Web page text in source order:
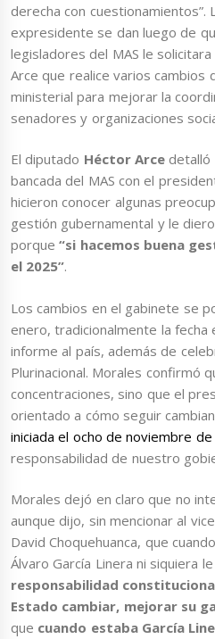
derecha con cuestionamientos”.
expresidente se dan luego de
legisladores del MAS le
Arce que realice varios cambios
ministerial para mejorar la
senadores y organizaciones
El diputado Héctor Arcedetalló
bancada del MAS con el
hicieron conocer algunas
gestión gubernamental y le
porque “si hacemos buena
el 2025”.
Los cambios en el gabinete se
enero, tradicionalmente la fecha
informe al país, además de
Plurinacional. Morales confirmó
concentraciones, sino que el
orientado a cómo seguir
iniciada el ocho de noviembre
responsabilidad de nuestro
Morales dejó en claro que no
aunque dijo, sin mencionar al
David Choquehuanca, que
Álvaro García Linera ni siquiera
responsabilidad
Estado cambiar, mejorar su
que cuando estaba García